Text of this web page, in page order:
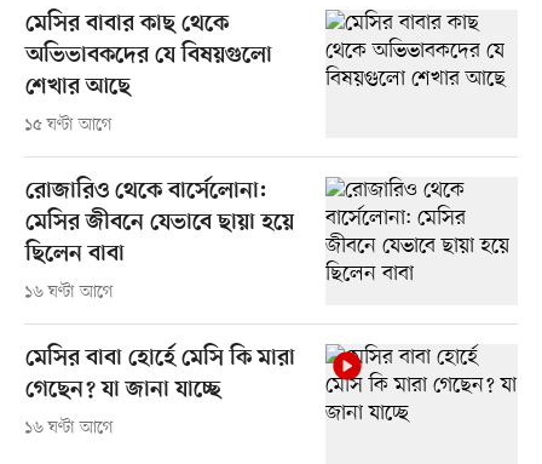
মেসির বাবার কাছ থেকে
অভিভাবকদের যে বিষয়গুলো
শেখার আছে
১৫ ঘণ্টা আগে
রোজারিও থেকে বার্সেলোনা:
মেসির জীবনে যেভাবে ছায়া হয়ে
ছিলেন বাবা
১৬ ঘণ্টা আগে
মেসির বাবা হোর্হে মেসি কি মারা
গেছেন? যা জানা যাচ্ছে
১৬ ঘণ্টা আগে